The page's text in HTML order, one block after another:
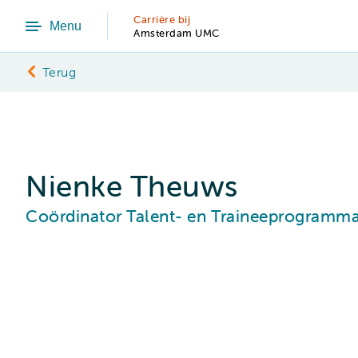
Menu
Carrière bij
Amsterdam UMC
Terug
Nienke Theuws
Coördinator Talent- en